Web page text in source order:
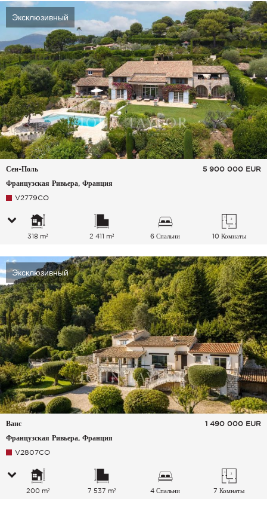
Эксклюзивный
Сен-Поль
Французская Ривьера, Франция
5 900 000 EUR
V2779CO
318 m² 2 411 m² 6 Спальни 10 Комнаты
Эксклюзивный
Ванс
Французская Ривьера, Франция
1 490 000 EUR
V2807CO
200 m² 7 537 m² 4 Спальни 7 Комнаты